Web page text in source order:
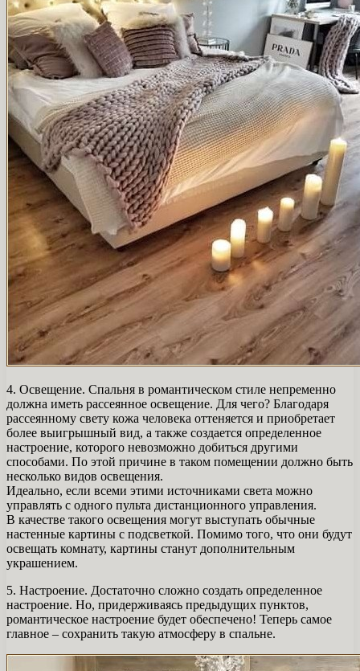
4. Освещение. Спальня в романтическом стиле непременно
должна иметь рассеянное освещение. Для чего? Благодаря
рассеянному свету кожа человека оттеняется и приобретает
более выигрышный вид, а также создается определенное
настроение, которого невозможно добиться другими
способами. По этой причине в таком помещении должно быть
несколько видов освещения.
Идеально, если всеми этими источниками света можно
управлять с одного пульта дистанционного управления.
В качестве такого освещения могут выступать обычные
настенные картины с подсветкой. Помимо того, что они будут
освещать комнату, картины станут дополнительным
украшением.
5. Настроение. Достаточно сложно создать определенное
настроение. Но, придерживаясь предыдущих пунктов,
романтическое настроение будет обеспечено! Теперь самое
главное – сохранить такую ​​атмосферу в спальне.